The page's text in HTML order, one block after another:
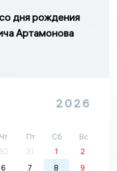
дня рождения
Артамонова
2026
Чт Пт Сб
Вс
31 1
2
6 7 8
9